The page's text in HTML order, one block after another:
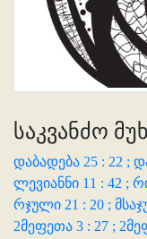
საკვანძო
დაბადება 25 : 22 ;
ლევიანნი 11 : 42 ;
რჯული 21 : 20 ;
2მეფეთა 3 : 27 ;